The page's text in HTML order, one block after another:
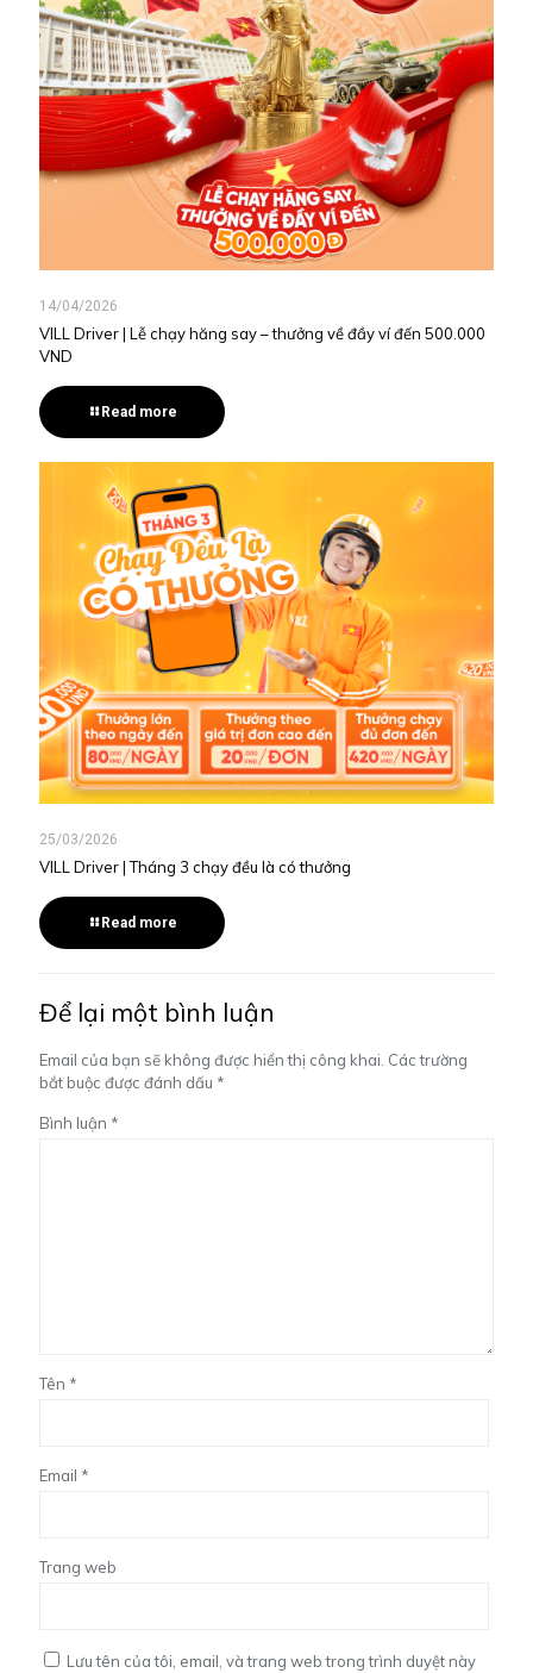
14/04/2026
VILL Driver | Lễ chạy hăng say – thưởng về đầy ví đến 500.000
VND
Read more
25/03/2026
VILL Driver | Tháng 3 chạy đều là có thưởng
Read more
Để lại một bình luận
Email của bạn sẽ không được hiển thị công khai. Các trường
bắt buộc được đánh dấu *
Bình luận *
Tên *
Email *
Trang web
Lưu tên của tôi, email, và trang web trong trình duyệt này